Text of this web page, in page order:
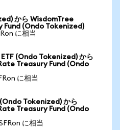
から WisdomTree
Fund (Ondo Tokenized)
に相当
(Ondo Tokenized) から
Treasury Fund (Ondo
に相当
Tokenized) から
Treasury Fund (Ondo
に相当